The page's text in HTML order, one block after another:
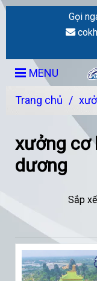
Gọi
MENU
Trang chủ /
xưởng cơ
dương
Sắp